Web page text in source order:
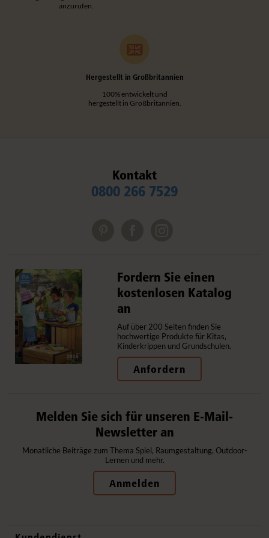
anzurufen.
Hergestellt in Großbritannien
100% entwickelt und
hergestellt in Großbritannien.
Kontakt
0800 266 7529
Fordern Sie einen
kostenlosen Katalog
an
Auf über 200 Seiten finden Sie
hochwertige Produkte für Kitas,
Kinderkrippen und Grundschulen.
Anfordern
Melden Sie sich für unseren E-Mail-
Newsletter an
Monatliche Beiträge zum Thema Spiel, Raumgestaltung, Outdoor-
Lernen und mehr.
Anmelden